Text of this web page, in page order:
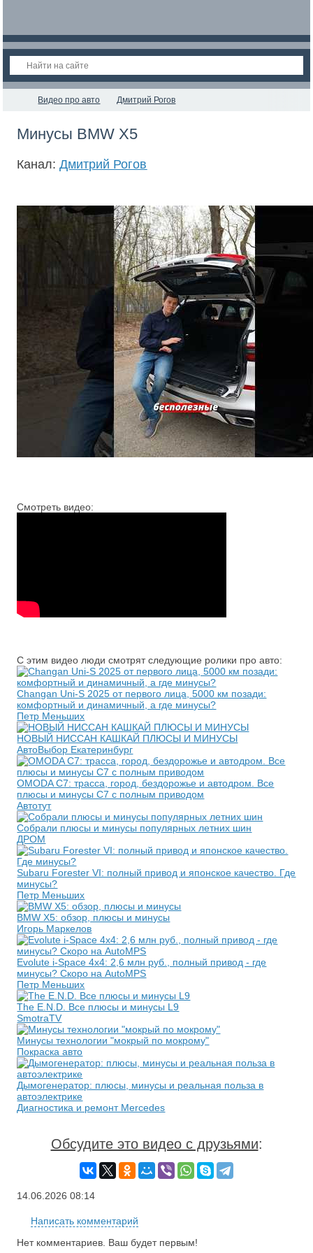
Видео про авто Дмитрий Рогов
Минусы BMW X5
Канал:Дмитрий Рогов
Смотреть видео:
С этим видео люди смотрят следующие ролики про авто:
Changan Uni-S 2025 от первого лица, 5000 км позади:
комфортный и динамичный, а где минусы?
Петр Меньших
НОВЫЙ НИССАН КАШКАЙ ПЛЮСЫ И МИНУСЫ
АвтоВыбор Екатеринбург
OMODA C7: трасса, город, бездорожье и автодром. Все
плюсы и минусы С7 с полным приводом
Автотут
Собрали плюсы и минусы популярных летних шин
ДРОМ
Subaru Forester VI: полный привод и японское качество. Где
минусы?
Петр Меньших
BMW X5: обзор, плюсы и минусы
Игорь Маркелов
Evolute i-Space 4x4: 2,6 млн руб., полный привод - где
минусы? Скоро на AutoMPS
Петр Меньших
The E.N.D. Все плюсы и минусы L9
SmotraTV
Минусы технологии "мокрый по мокрому"
Покраска авто
Дымогенератор: плюсы, минусы и реальная польза в
автоэлектрике
Диагностика и ремонт Mercedes
Обсудите это видео с друзьями:
14.06.2026 08:14
Написать комментарий
Нет комментариев. Ваш будет первым!